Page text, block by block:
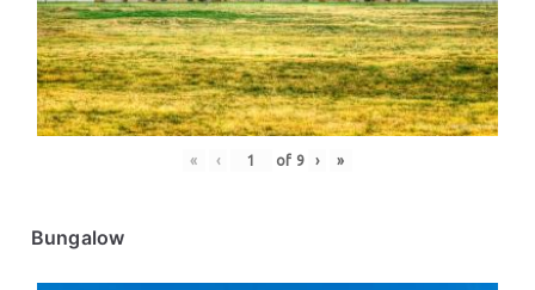
« ‹ of 9 › »
Bungalow